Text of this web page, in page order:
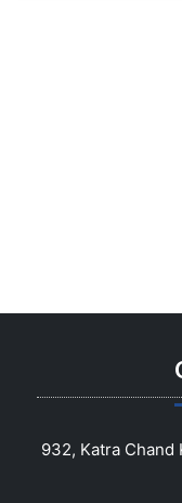
932, Katra Chand